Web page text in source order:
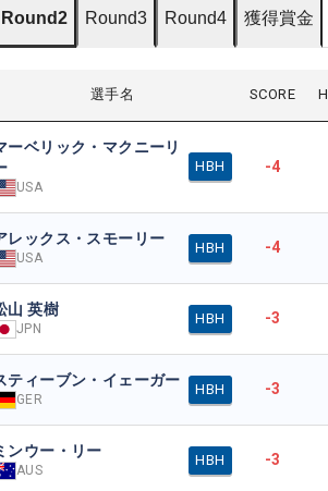
Round2 Round3 Round4 獲得賞金
選手名 SCORE
ーベリック・マクニーリ
USA
HBH -4
レックス・スモーリー
USA
HBH -4
山 英樹
JPN
HBH -3
ティーブン・イェーガー
GER
HBH -3
ンウー・リー
AUS
HBH -3